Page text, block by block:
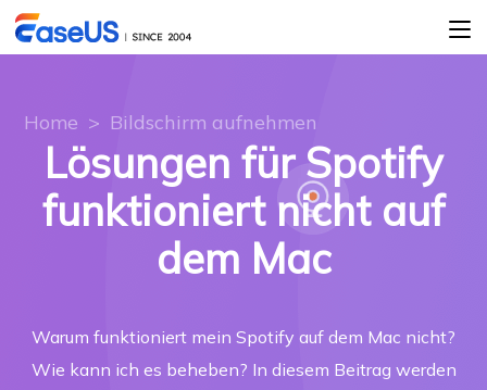
Home > Bildschirm aufnehmen
Lösungen für Spotify
funktioniert nicht auf
dem Mac
Warum funktioniert mein Spotify auf dem Mac nicht?
Wie kann ich es beheben? In diesem Beitrag werden